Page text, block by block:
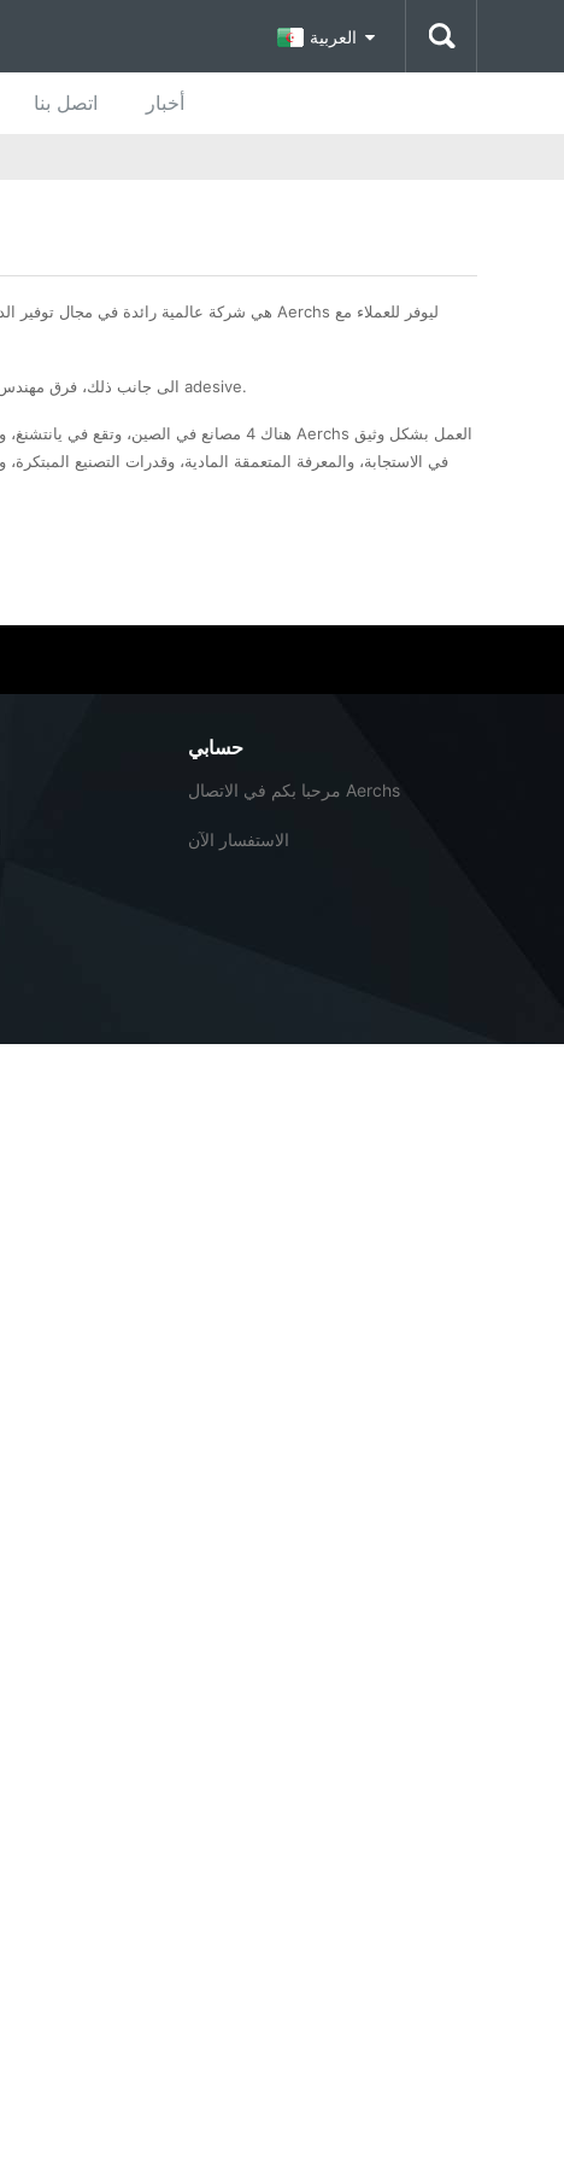
العربية
اتصل بنا أخبار
Aerchs دينا معدات متقدمة الدقة ليموت قطع، ودقة يمكن أن تصل إلى 0.01MM. الى جانب ذلك، فرق مهندس لدينا مع قدرات لإجراء البحوث الخاصة بنا والتطوير لحلول الشريط adesive.
حسابي
مرحبا بكم في الاتصال Aerchs
الاستفسار الآن